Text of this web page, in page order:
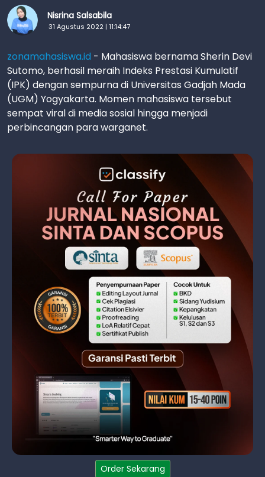
Nisrina Salsabila
31 Agustus 2022 | 11:14:47
zonamahasiswa.id - Mahasiswa bernama Sherin Devi
Sutomo, berhasil meraih Indeks Prestasi Kumulatif
(IPK) dengan sempurna di Universitas Gadjah Mada
(UGM) Yogyakarta. Momen mahasiswa tersebut
sempat viral di media sosial hingga menjadi
perbincangan para warganet.
Order Sekarang